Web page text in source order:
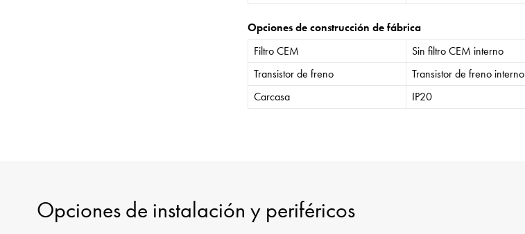
Opciones de construcción de fábrica
Filtro CEM
Sin filtro CEM interno
Transistor de freno
Transistor de freno interno
Carcasa
IP20
Opciones de instalación y periféricos